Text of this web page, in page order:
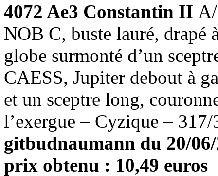
4072 Ae3 Constantin II
NOB C, buste lauré, drapé
globe surmonté d’un
CAESS, Jupiter debout à
et un sceptre long,
l’exergue – Cyzique –
gitbudnaumann du 20/
prix obtenu : 10,49 euros